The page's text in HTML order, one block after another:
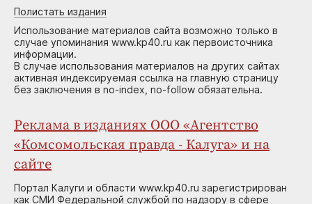
Полистать издания
Использование материалов сайта возможно только в
случае упоминания www.kp40.ru как первоисточника
информации.
В случае использования материалов на других сайтах
активная индексируемая ссылка на главную страницу
без заключения в no-index, no-follow обязательна.
Реклама в изданиях ООО «Агентство
«Комсомольская правда - Калуга» и на
сайте
Портал Калуги и области www.kp40.ru зарегистрирован
как СМИ Федеральной службой по надзору в сфере